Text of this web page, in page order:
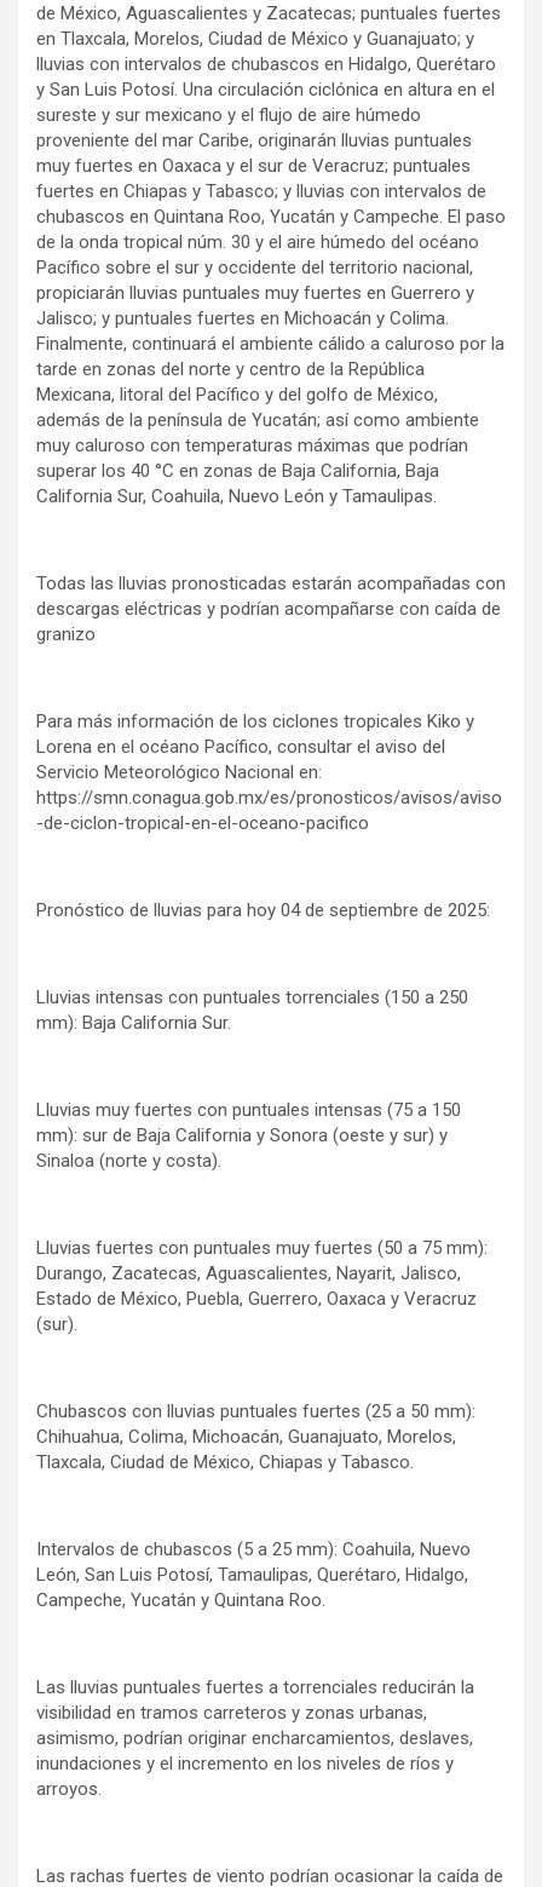
de México, Aguascalientes y Zacatecas; puntuales fuertes
en Tlaxcala, Morelos, Ciudad de México y Guanajuato; y
lluvias con intervalos de chubascos en Hidalgo, Querétaro
y San Luis Potosí. Una circulación ciclónica en altura en el
sureste y sur mexicano y el flujo de aire húmedo
proveniente del mar Caribe, originarán lluvias puntuales
muy fuertes en Oaxaca y el sur de Veracruz; puntuales
fuertes en Chiapas y Tabasco; y lluvias con intervalos de
chubascos en Quintana Roo, Yucatán y Campeche. El paso
de la onda tropical núm. 30 y el aire húmedo del océano
Pacífico sobre el sur y occidente del territorio nacional,
propiciarán lluvias puntuales muy fuertes en Guerrero y
Jalisco; y puntuales fuertes en Michoacán y Colima.
Finalmente, continuará el ambiente cálido a caluroso por la
tarde en zonas del norte y centro de la República
Mexicana, litoral del Pacífico y del golfo de México,
además de la península de Yucatán; así como ambiente
muy caluroso con temperaturas máximas que podrían
superar los 40 °C en zonas de Baja California, Baja
California Sur, Coahuila, Nuevo León y Tamaulipas.
Todas las lluvias pronosticadas estarán acompañadas con
descargas eléctricas y podrían acompañarse con caída de
granizo
Para más información de los ciclones tropicales Kiko y
Lorena en el océano Pacífico, consultar el aviso del
Servicio Meteorológico Nacional en:
https://smn.conagua.gob.mx/es/pronosticos/avisos/aviso
-de-ciclon-tropical-en-el-oceano-pacifico
Pronóstico de lluvias para hoy 04 de septiembre de 2025:
Lluvias intensas con puntuales torrenciales (150 a 250
mm): Baja California Sur.
Lluvias muy fuertes con puntuales intensas (75 a 150
mm): sur de Baja California y Sonora (oeste y sur) y
Sinaloa (norte y costa).
Lluvias fuertes con puntuales muy fuertes (50 a 75 mm):
Durango, Zacatecas, Aguascalientes, Nayarit, Jalisco,
Estado de México, Puebla, Guerrero, Oaxaca y Veracruz
(sur).
Chubascos con lluvias puntuales fuertes (25 a 50 mm):
Chihuahua, Colima, Michoacán, Guanajuato, Morelos,
Tlaxcala, Ciudad de México, Chiapas y Tabasco.
Intervalos de chubascos (5 a 25 mm): Coahuila, Nuevo
León, San Luis Potosí, Tamaulipas, Querétaro, Hidalgo,
Campeche, Yucatán y Quintana Roo.
Las lluvias puntuales fuertes a torrenciales reducirán la
visibilidad en tramos carreteros y zonas urbanas,
asimismo, podrían originar encharcamientos, deslaves,
inundaciones y el incremento en los niveles de ríos y
arroyos.
Las rachas fuertes de viento podrían ocasionar la caída de